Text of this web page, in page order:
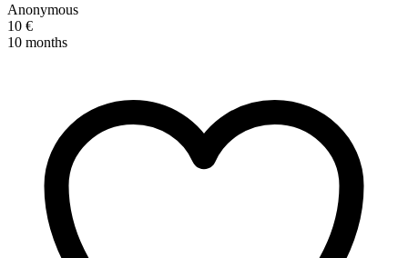
Anonymous
10 €
10 months